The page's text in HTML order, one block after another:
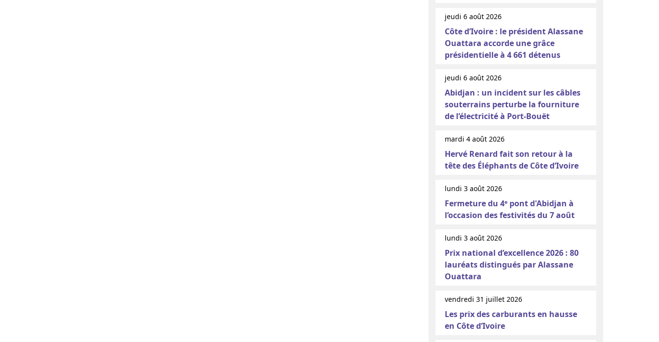
jeudi 6 août 2026
Côte d’Ivoire : le président Alassane
Ouattara accorde une grâce
présidentielle à 4 661 détenus
jeudi 6 août 2026
Abidjan : un incident sur les câbles
souterrains perturbe la fourniture
de l’électricité à Port-Bouët
mardi 4 août 2026
Hervé Renard fait son retour à la
tête des Éléphants de Côte d’Ivoire
lundi 3 août 2026
Fermeture du 4ᵉ pont d'Abidjan à
l’occasion des festivités du 7 août
lundi 3 août 2026
Prix national d’excellence 2026 : 80
lauréats distingués par Alassane
Ouattara
vendredi 31 juillet 2026
Les prix des carburants en hausse
en Côte d’Ivoire